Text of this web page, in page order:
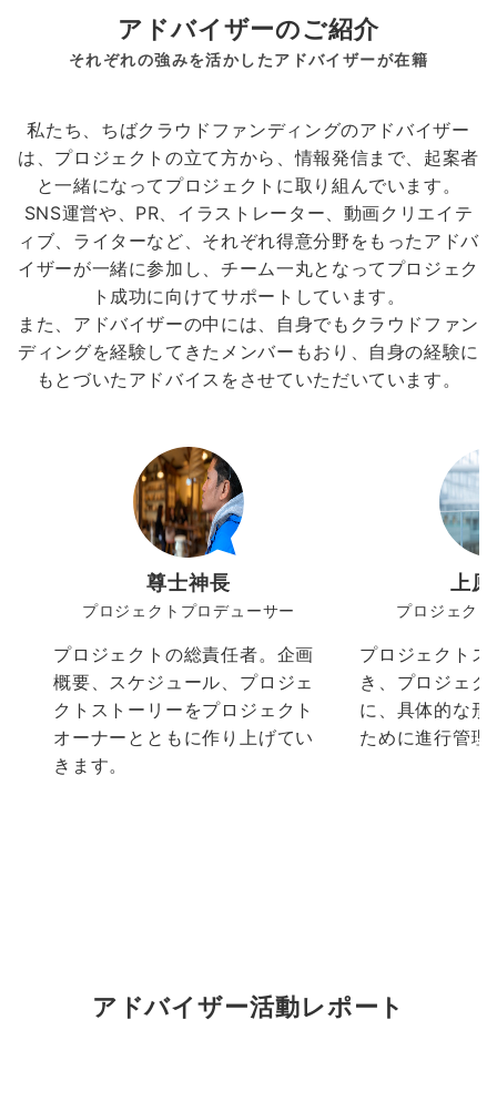
アドバイザーのご紹介
それぞれの強みを活かしたアドバイザーが在籍
私たち、ちばクラウドファンディングのアドバイザー
は、プロジェクトの立て方から、情報発信まで、起案者
と一緒になってプロジェクトに取り組んでいます。
SNS運営や、PR、イラストレーター、動画クリエイテ
ィブ、ライターなど、それぞれ得意分野をもったアドバ
イザーが一緒に参加し、チーム一丸となってプロジェク
ト成功に向けてサポートしています。
また、アドバイザーの中には、自身でもクラウドファン
ディングを経験してきたメンバーもおり、自身の経験に
もとづいたアドバイスをさせていただいています。
尊士神長
プロジェクトプロデューサー
プロジェクトの総責任者。企画
概要、スケジュール、プロジェ
クトストーリーをプロジェクト
オーナーとともに作り上げてい
きます。
上
プロジェク
プロジェクト
き、プロジェ
に、具体的な
ために進行管
アドバイザー活動レポート